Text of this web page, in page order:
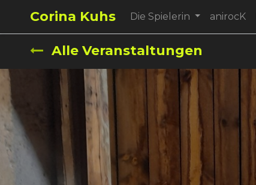
Corina Kuhs Die Spielerin anirocK
Alle Veranstaltungen